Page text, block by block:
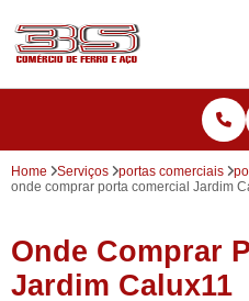
Home Serviços portas comerciais
onde comprar porta comercial Jardim
Onde Comprar
Jardim Calux11